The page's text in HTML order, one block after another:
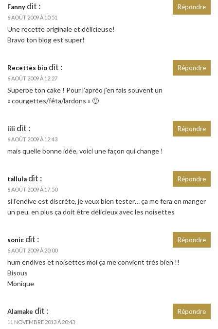
Fanny dit :
6 AOÛT 2009 À 10:51
Une recette originale et délicieuse!
Bravo ton blog est super!
Répondre
Recettes bio dit :
6 AOÛT 2009 À 12:27
Superbe ton cake ! Pour l’apréo j’en fais souvent un
« courgettes/fêta/lardons » 🙂
Répondre
lili dit :
6 AOÛT 2009 À 12:43
mais quelle bonne idée, voici une façon qui change !
Répondre
tallula dit :
6 AOÛT 2009 À 17:50
si l’endive est discrète, je veux bien tester… ça me fera en manger
un peu. en plus ça doit être délicieux avec les noisettes
Répondre
sonic dit :
6 AOÛT 2009 À 20:00
hum endives et noisettes moi ça me convient très bien !!
Bisous
Monique
Répondre
Alamake dit :
11 NOVEMBRE 2013 À 20:43
Répondre